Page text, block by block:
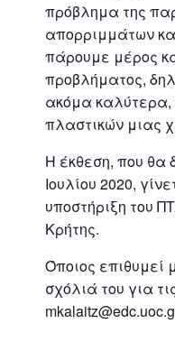
πρόβλημα της
απορριμμάτων
πάρουμε μέρος
προβλήματος,
ακόμα καλύτερα,
πλαστικών μιας
Η έκθεση, που θα
Ιουλίου 2020,
υποστήριξη του
Κρήτης.
Όποιος επιθυμεί
σχόλιά του για